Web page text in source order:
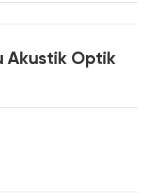
Akustik Optik